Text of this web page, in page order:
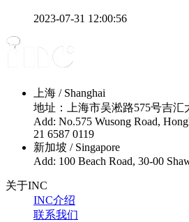
2023-07-31 12:00:56
上海 / Shanghai
地址：上海市吴淞路575号吉汇
Add: No.575 Wusong Road,
21 6587 0119
新加坡 / Singapore
Add: 100 Beach Road, 30-00
关于INC
INC介绍
联系我们